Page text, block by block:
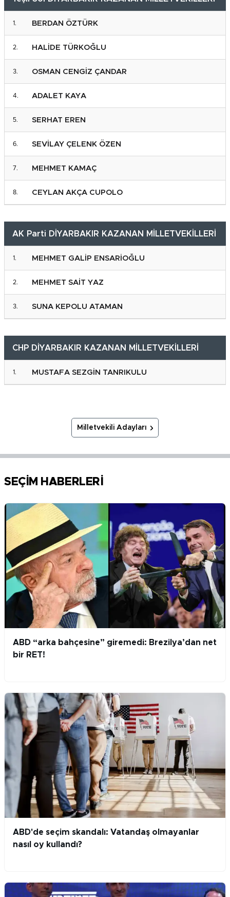
BERDAN ÖZTÜRK
HALİDE TÜRKOĞLU
OSMAN CENGİZ ÇANDAR
ADALET KAYA
SERHAT EREN
SEVİLAY ÇELENK ÖZEN
MEHMET KAMAÇ
CEYLAN AKÇA CUPOLO
AK Parti DİYARBAKIR KAZANAN MİLLETVEKİLLERİ
MEHMET GALİP ENSARİOĞLU
MEHMET SAİT YAZ
SUNA KEPOLU ATAMAN
CHP DİYARBAKIR KAZANAN MİLLETVEKİLLERİ
MUSTAFA SEZGİN TANRIKULU
Milletvekili Adayları
SEÇİM HABERLERİ
ABD “arka bahçesine” giremedi: Brezilya’dan net
bir RET!
ABD'de seçim skandalı: Vatandaş olmayanlar
nasıl oy kullandı?